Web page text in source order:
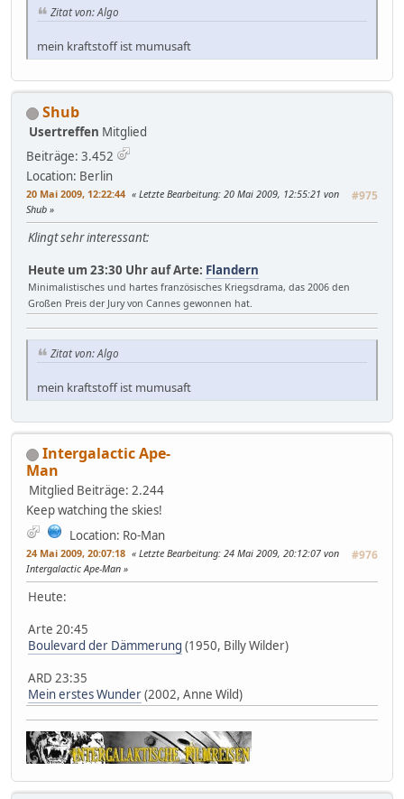
Zitat von: Algo
mein kraftstoff ist mumusaft
Shub
Usertreffen Mitglied
Beiträge: 3.452
Location: Berlin
20 Mai 2009, 12:22:44 #975
Letzte Bearbeitung: 20 Mai 2009, 12:55:21 von
Shub
Klingt sehr interessant:
Heute um 23:30 Uhr auf Arte: Flandern
Minimalistisches und hartes französisches Kriegsdrama, das 2006 den
Großen Preis der Jury von Cannes gewonnen hat.
Zitat von: Algo
mein kraftstoff ist mumusaft
Intergalactic Ape-
Man
Mitglied Beiträge: 2.244
Keep watching the skies!
Location: Ro-Man
24 Mai 2009, 20:07:18 #976
Letzte Bearbeitung: 24 Mai 2009, 20:12:07 von
Intergalactic Ape-Man
Heute:
Arte 20:45
Boulevard der Dämmerung (1950, Billy Wilder)
ARD 23:35
Mein erstes Wunder(2002, Anne Wild)